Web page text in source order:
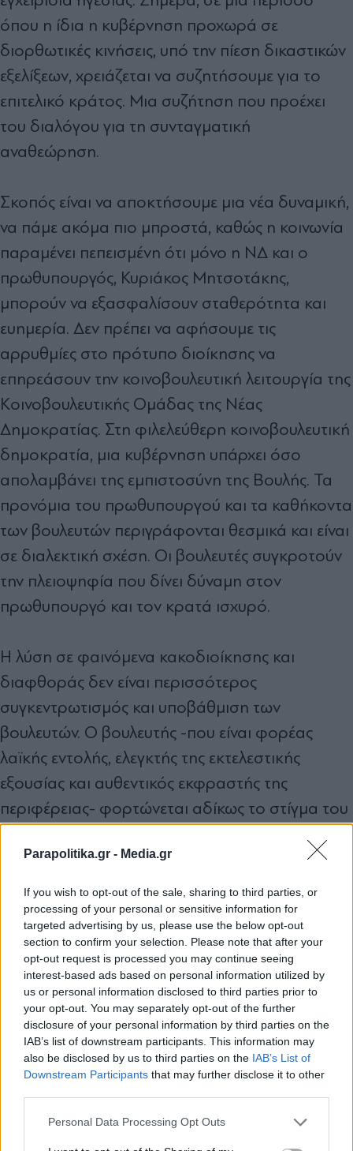
Parapolitika.gr - Media.gr
If you wish to opt-out of the sale, sharing to third parties, or
processing of your personal or sensitive information for
targeted advertising by us, please use the below opt-out
section to confirm your selection. Please note that after your
opt-out request is processed you may continue seeing
interest-based ads based on personal information utilized by
us or personal information disclosed to third parties prior to
your opt-out. You may separately opt-out of the further
disclosure of your personal information by third parties on the
IAB’s list of downstream participants. This information may
also be disclosed by us to third parties on the IAB’s List of
Downstream Participants that may further disclose it to other
Personal Data Processing Opt Outs
όπου η ίδια η κυβέρνηση προχωρά σε
διορθωτικές κινήσεις, υπό την πίεση δικαστικών
εξελίξεων, χρειάζεται να συζητήσουμε για το
επιτελικό κράτος. Μια συζήτηση που προέχει
του διαλόγου για τη συνταγματική
αναθεώρηση.
Σκοπός είναι να αποκτήσουμε μια νέα δυναμική,
να πάμε ακόμα πιο μπροστά, καθώς η κοινωνία
παραμένει πεπεισμένη ότι μόνο η ΝΔ και ο
πρωθυπουργός, Κυριάκος Μητσοτάκης,
μπορούν να εξασφαλίσουν σταθερότητα και
ευημερία. Δεν πρέπει να αφήσουμε τις
αρρυθμίες στο πρότυπο διοίκησης να
επηρεάσουν την κοινοβουλευτική λειτουργία της
Κοινοβουλευτικής Ομάδας της Νέας
Δημοκρατίας. Στη φιλελεύθερη κοινοβουλευτική
δημοκρατία, μια κυβέρνηση υπάρχει όσο
απολαμβάνει της εμπιστοσύνη της Βουλής. Τα
προνόμια του πρωθυπουργού και τα καθήκοντα
των βουλευτών περιγράφονται θεσμικά και είναι
σε διαλεκτική σχέση. Οι βουλευτές συγκροτούν
την πλειοψηφία που δίνει δύναμη στον
πρωθυπουργό και τον κρατά ισχυρό.
Η λύση σε φαινόμενα κακοδιοίκησης και
διαφθοράς δεν είναι περισσότερος
συγκεντρωτισμός και υποβάθμιση των
βουλευτών. Ο βουλευτής -που είναι φορέας
λαϊκής εντολής, ελεγκτής της εκτελεστικής
εξουσίας και αυθεντικός εκφραστής της
περιφέρειας- φορτώνεται αδίκως το στίγμα του
κινδυνεύει να υποβιβαστεί σε μεταφορέα ήδη
ειλημμένων αποφάσεων. Να ενημερώνεται εκ
των υστέρων, να πειθαρχεί εκ των προτέρων και
να περιορίζεται σε μια ολοένα μικρότερη
πολιτική περίμετρο. Μια τέτοια εξέλιξη θα
επιτείνει τα προβλήματα και δεν θα τα επιλύσει.
Συχνά ακούγεται το ένα αντεπιχείρημα: ότι οι
εξωκοινοβουλευτικοί τεχνοκράτες υπουργοί δεν
βαρύνονται από τη φθορά του παραδοσιακού
Εγγραφή στο newsletter